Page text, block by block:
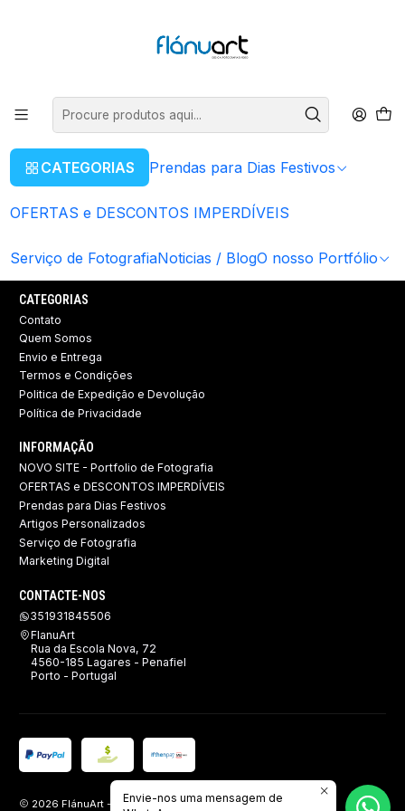
CATEGORIAS Prendas para Dias Festivos
OFERTAS e DESCONTOS IMPERDÍVEIS
Serviço de FotografiaNoticias / BlogO nosso Portfólio
Placas Instagram Placas Instagram
Placas Instagram
CATEGORIAS
Contato
Quem Somos
Envio e Entrega
Termos e Condições
Politica de Expedição e Devolução ​
Política de Privacidade
INFORMAÇÃO
NOVO SITE - Portfolio de Fotografia
OFERTAS e DESCONTOS IMPERDÍVEIS
Prendas para Dias Festivos
Artigos Personalizados
Serviço de Fotografia
Marketing Digital
CONTACTE-NOS
351931845506
FlanuArt
Rua da Escola Nova, 72
4560-185 Lagares - Penafiel
Porto - Portugal
2026 FlánuArt - Brindes, Imagem e Publicidade.
Envie-nos uma mensagem de